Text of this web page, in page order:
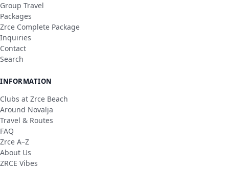
Group Travel
Packages
Zrce Complete Package
Inquiries
Contact
Search
INFORMATION
Clubs at Zrce Beach
Around Novalja
Travel & Routes
FAQ
Zrce A–Z
About Us
ZRCE Vibes